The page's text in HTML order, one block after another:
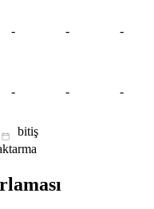
- - -
- - -
bitiş